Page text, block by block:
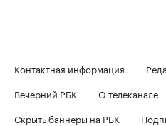
Контактная информация
Вечерний РБК
О телеканале
Скрыть баннеры на РБК